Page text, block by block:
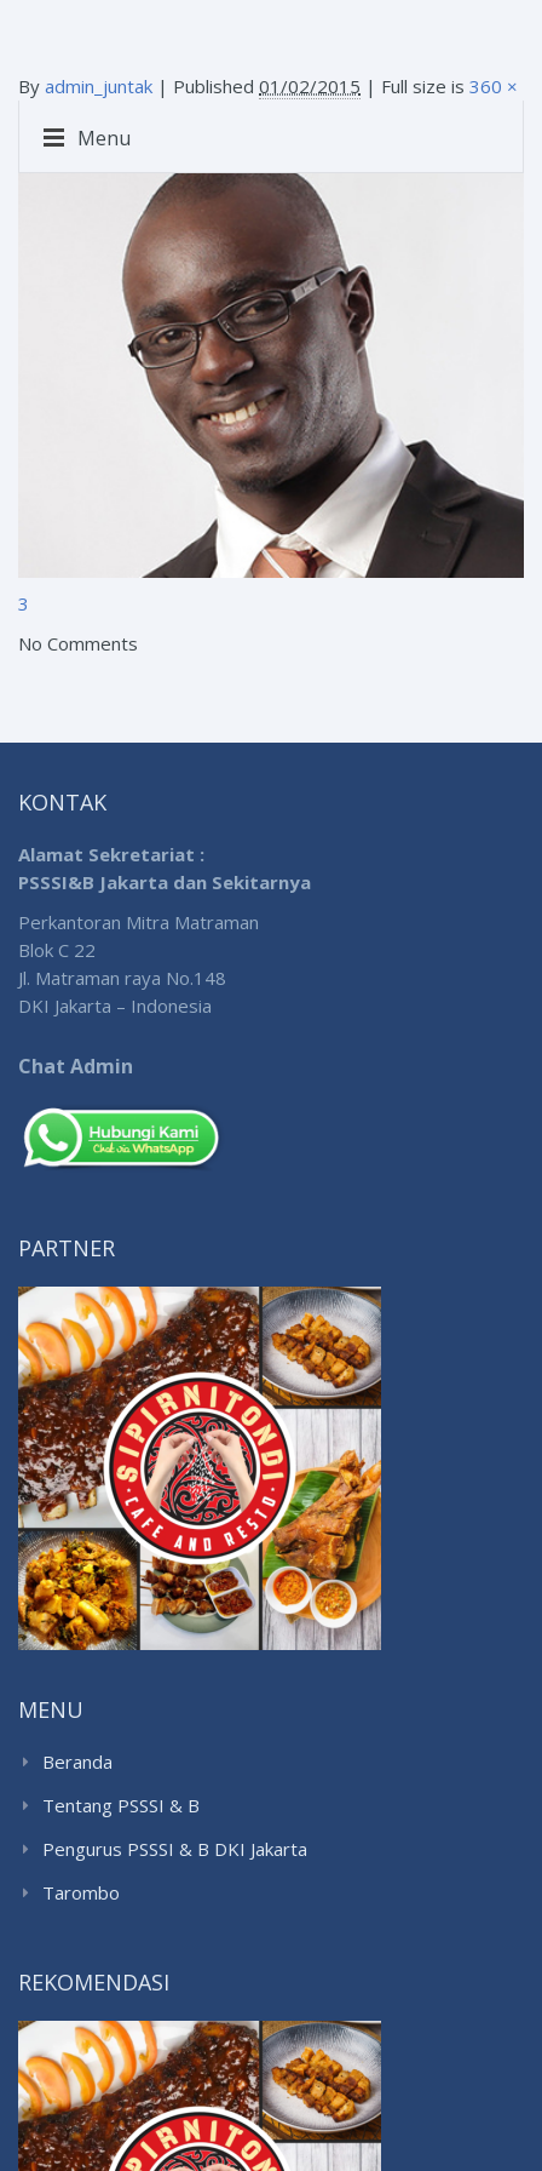
Menu
By admin_juntak | Published 01/02/2015 | Full size is 360 ×
3
No Comments
KONTAK
Alamat Sekretariat :
PSSSI&B Jakarta dan Sekitarnya
Perkantoran Mitra Matraman
Blok C 22
Jl. Matraman raya No.148
DKI Jakarta – Indonesia
Chat Admin
PARTNER
MENU
Beranda
Tentang PSSSI & B
Pengurus PSSSI & B DKI Jakarta
Tarombo
REKOMENDASI